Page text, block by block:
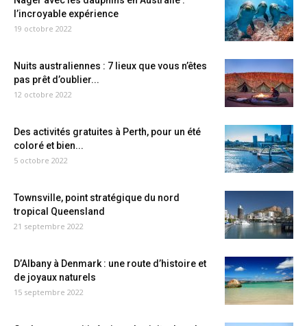
l’incroyable expérience
19 octobre 2022
Nuits australiennes : 7 lieux que vous n’êtes
pas prêt d’oublier...
12 octobre 2022
Des activités gratuites à Perth, pour un été
coloré et bien...
5 octobre 2022
Townsville, point stratégique du nord
tropical Queensland
21 septembre 2022
D’Albany à Denmark : une route d’histoire et
de joyaux naturels
15 septembre 2022